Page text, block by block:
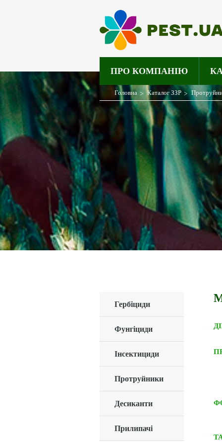
ПРО КОМПАНІЮ
Головна > Каталог ЗЗР >
Гербіциди
Фунгіциди
Інсектициди
Протруйники
Десиканти
Прилипачі